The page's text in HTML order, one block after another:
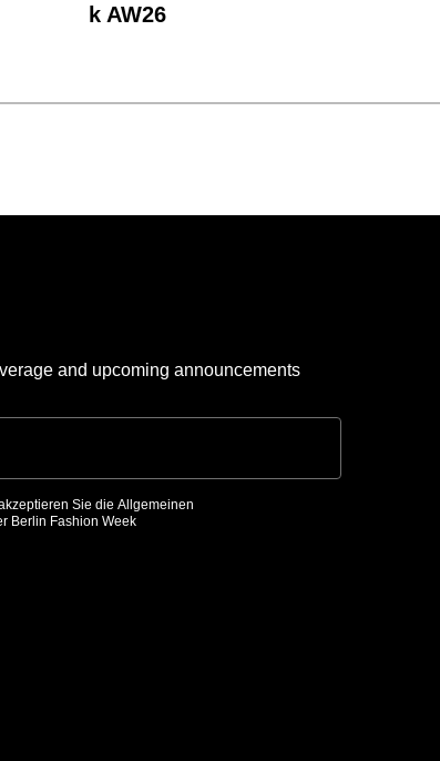
k AW26
and upcoming announcements
Sie die Allgemeinen
Berlin Fashion Week